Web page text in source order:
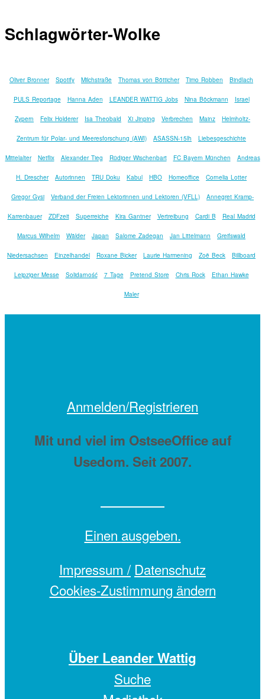
Schlagwörter-Wolke
Oliver Bronner Spotify Milchstraße Thomas von Bötticher Timo Robben Bindlach
PULS Reportage Hanna Aden LEANDER WATTIG Jobs Nina Böckmann Israel
Zypern Felix Holderer Isa Theobald Xi Jinping Verbrechen Mainz Helmholtz-
Zentrum für Polar- und Meeresforschung (AWI) ASASSN-15lh Liebesgeschichte
Mittelalter Netflix Alexander Tieg Rüdiger Wischenbart FC Bayern München Andreas
H. Drescher Autorinnen TRU Doku Kabul HBO Homeoffice Cornelia Lotter
Gregor Gysi Verband der Freien Lektorinnen und Lektoren (VFLL) Annegret Kramp-
Karrenbauer ZDFzeit Superreiche Kira Gantner Vertreibung Cardi B Real Madrid
Marcus Wilhelm Wälder Japan Salome Zadegan Jan Littelmann Greifswald
Niedersachsen Einzelhandel Roxane Bicker Laurie Harmening Zoë Beck Billboard
Leipziger Messe Solidarność 7 Tage Pretend Store Chris Rock Ethan Hawke
Maler
Anmelden/Registrieren
Mit und viel im OstseeOffice auf
Usedom. Seit 2007.
Einen ausgeben.
Impressum / Datenschutz
Cookies-Zustimmung ändern
Über Leander Wattig
Suche